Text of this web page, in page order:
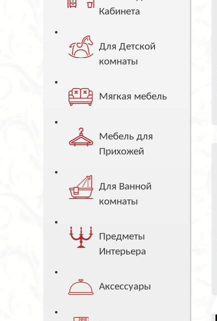
Кабинета
Для Детской
комнаты
Мягкая мебель
Мебель для
Прихожей
Для Ванной
комнаты
Предметы
Интерьера
Аксессуары